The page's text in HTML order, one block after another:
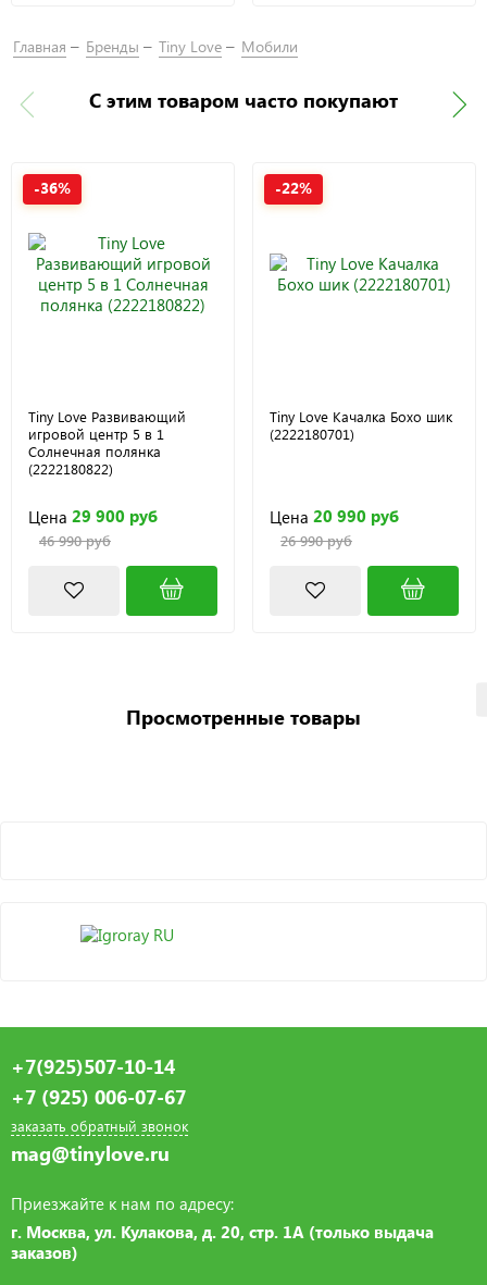
Главная Бренды Tiny Love Мобили
С этим товаром часто покупают
-36%
Tiny Love Развивающий
игровой центр 5 в 1
Солнечная полянка
(2222180822)
Цена 29 900 руб
46 990 руб
-22%
Tiny Love Качалка Бохо шик
(2222180701)
Цена 20 990 руб
26 990 руб
Просмотренные товары
+7(925)507-10-14
+7 (925) 006-07-67
заказать обратный звонок
mag@tinylove.ru
Приезжайте к нам по адресу:
г. Москва, ул. Кулакова, д. 20, стр. 1А (только выдача
заказов)